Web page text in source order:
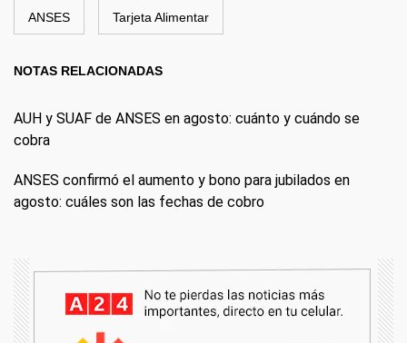
ANSES Tarjeta Alimentar
NOTAS RELACIONADAS
AUH y SUAF de ANSES en agosto: cuánto y cuándo se
cobra
ANSES confirmó el aumento y bono para jubilados en
agosto: cuáles son las fechas de cobro